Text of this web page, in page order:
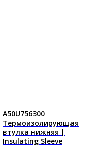
A50U756300
Термоизолирующая
втулка нижняя |
Insulating Sleeve